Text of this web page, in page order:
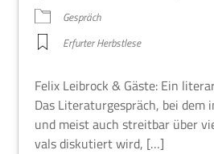
Gespräch
Erfur­ter Herbstlese
Felix Leib­rock & Gäste: Ein
Das Lite­ra­tur­ge­spräch, bei
und meist auch streit­bar über
vals dis­ku­tiert wird, […]